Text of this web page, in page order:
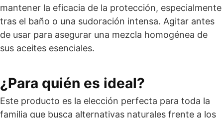
mantener la eficacia de la protección, especialmente
tras el baño o una sudoración intensa. Agitar antes
de usar para asegurar una mezcla homogénea de
sus aceites esenciales.
¿Para quién es ideal?
Este producto es la elección perfecta para toda la
familia que busca alternativas naturales frente a los